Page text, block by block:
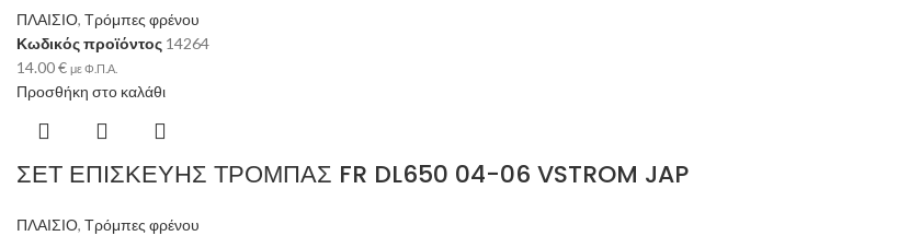
ΠΛΑΙΣΙΟ, Τρόμπες φρένου
Κωδικός προϊόντος 14264
14.00€ με Φ.Π.Α.
Προσθήκη στο καλάθι
ΣΕΤ ΕΠΙΣΚΕΥΗΣ ΤΡΟΜΠΑΣ FR DL650 04-06 VSTROM JAP
ΠΛΑΙΣΙΟ, Τρόμπες φρένου